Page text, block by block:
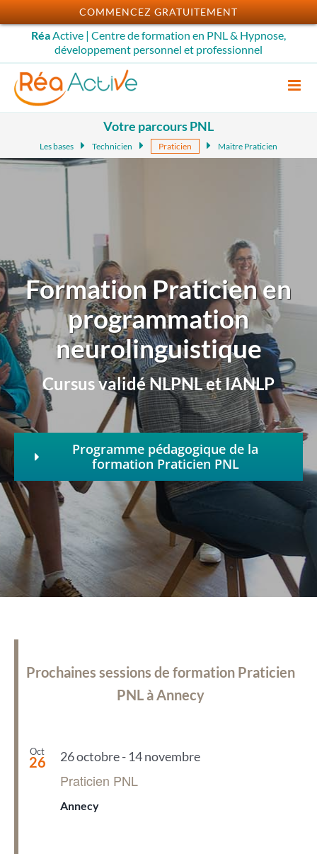
Passer
au
contenu
RéaActive | Centre de formation en PNL & Hypnose,
développement personnel et professionnel
Votre parcours PNL
Les bases Technicien Praticien Maitre Praticien
Formation Praticien en
programmation
neurolinguistique
Cursus validé NLPNL et IANLP
Programme pédagogique de la
formation Praticien PNL
Prochaines sessions de formation Praticien
PNL à Annecy
Oct
26 26 octobre- 14 novembre
Praticien PNL
Annecy
COMMENCEZ GRATUITEMENT